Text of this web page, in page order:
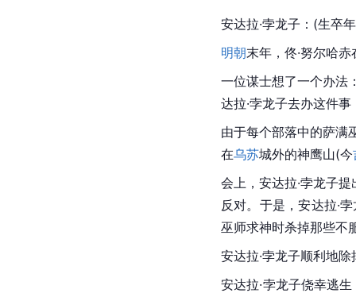
安达拉·孛龙子：(生卒
明朝末年，佟·努尔哈赤
一位谋士想了一个办法
达拉·孛龙子去办这件
由于每个部落中的萨满
在乌苏城外的神鹰山(今
会上，安达拉·孛龙子
反对。于是，安达拉·
巫师求神时杀掉那些不
安达拉·孛龙子顺利地
安达拉·孛龙子侥幸逃